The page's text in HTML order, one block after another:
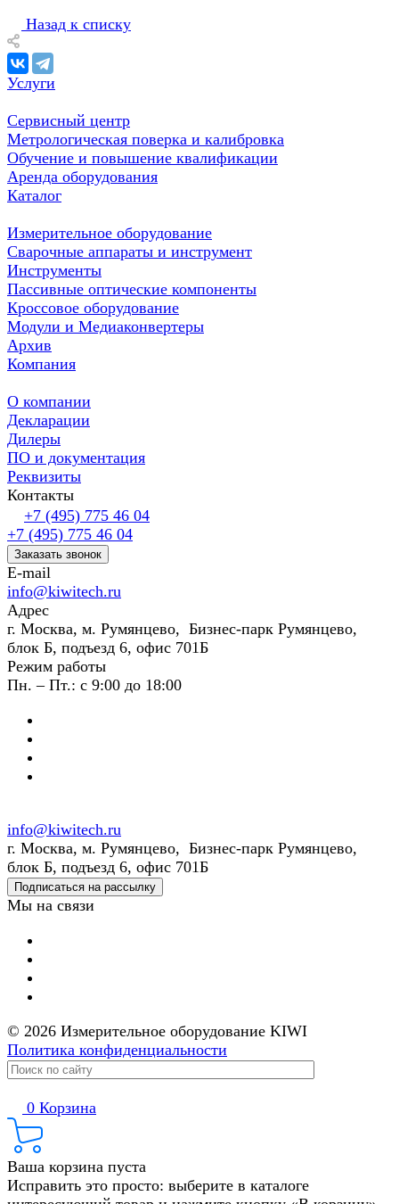
Назад к списку
Услуги
Сервисный центр
Метрологическая поверка и калибровка
Обучение и повышение квалификации
Аренда оборудования
Каталог
Измерительное оборудование
Сварочные аппараты и инструмент
Инструменты
Пассивные оптические компоненты
Кроссовое оборудование
Модули и Медиаконвертеры
Архив
Компания
О компании
Декларации
Дилеры
ПО и документация
Реквизиты
Контакты
+7 (495) 775 46 04
+7 (495) 775 46 04
Заказать звонок
E-mail
info@kiwitech.ru
Адрес
г. Москва, м. Румянцево, Бизнес-парк Румянцево,
блок Б, подъезд 6, офис 701Б
Режим работы
Пн. – Пт.: с 9:00 до 18:00
info@kiwitech.ru
г. Москва, м. Румянцево, Бизнес-парк Румянцево,
блок Б, подъезд 6, офис 701Б
Подписаться на рассылку
Мы на связи
© 2026 Измерительное оборудование KIWI
Политика конфиденциальности
0 Корзина
Ваша корзина пуста
Исправить это просто: выберите в каталоге